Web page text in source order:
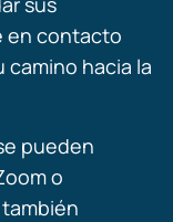
en contacto
camino hacia la
pueden
o